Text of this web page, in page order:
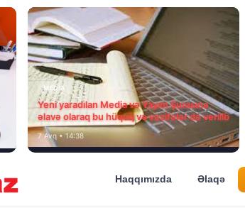
MEDİA
Yeni yaradılan Media və Yayım Şurasına
əlavə olaraq bu hüquq və vəzifələr də verilib
7 Avq • 14:38
Haqqımızda Əlaqə